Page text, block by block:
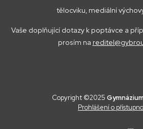
tělocviku, mediální
Vaše doplňující dotazy k poptávce a
prosím na
Copyright ©2025
Prohlášení o